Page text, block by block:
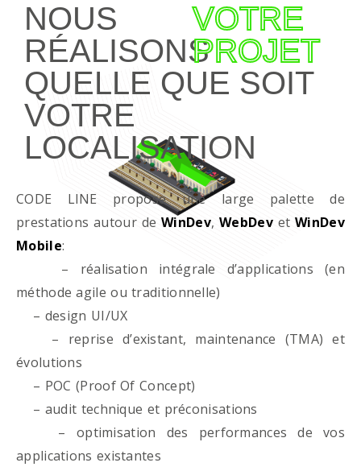
NOUS
RÉALISONS
VOTRE
PROJET
QUELLE QUE SOIT
VOTRE
LOCALISATION
CODE LINE propose une large palette de
prestations autour deWinDev,WebDevet WinDev
Mobile:
– réalisation intégrale d’applications (en
méthode agile ou traditionnelle)
– design UI/UX
– reprise d’existant, maintenance (TMA) et
évolutions
– POC (Proof Of Concept)
– audit technique et préconisations
– optimisation des performances de vos
applications existantes